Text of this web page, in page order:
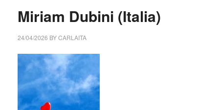
Miriam Dubini (Italia)
24/04/2026 BYCARLAITA